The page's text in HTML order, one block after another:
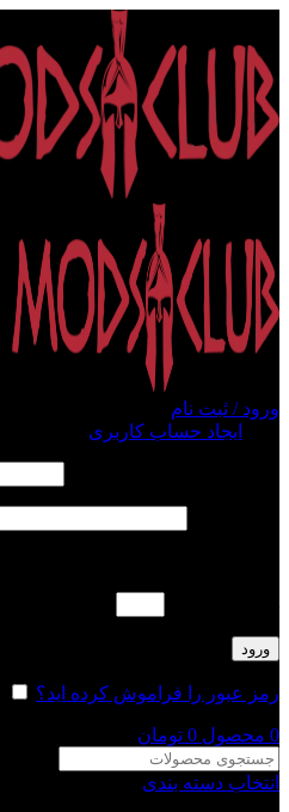
ورود / ثبت نام
ایجاد حساب کاربری
ورود
رمز عبور را فراموش کرده اید؟
0 محصول 0 تومان
انتخاب دسته بندی